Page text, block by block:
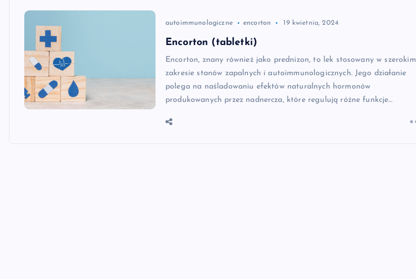
autoimmunologiczne encorton 19 kwietnia, 2024
Encorton (tabletki)
Encorton, znany również jako prednizon, to lek stosowany w szerokim
zakresie stanów zapalnych i autoimmunologicznych. Jego działanie
polega na naśladowaniu efektów naturalnych hormonów
produkowanych przez nadnercza, które regulują różne funkcje…